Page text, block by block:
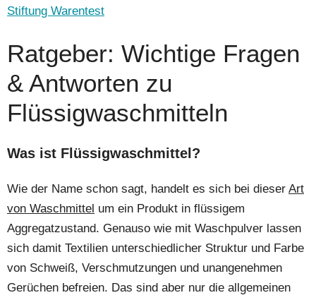
Stiftung Warentest
Ratgeber: Wichtige Fragen
& Antworten zu
Flüssigwaschmitteln
Was ist Flüssigwaschmittel?
Wie der Name schon sagt, handelt es sich bei dieser Art
von Waschmittel um ein Produkt in flüssigem
Aggregatzustand. Genauso wie mit Waschpulver lassen
sich damit Textilien unterschiedlicher Struktur und Farbe
von Schweiß, Verschmutzungen und unangenehmen
Gerüchen befreien. Das sind aber nur die allgemeinen